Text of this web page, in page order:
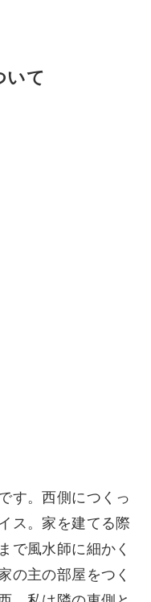
いて
す。西側につくっ
ス。家を建てる際
で風水師に細かく
の主の部屋をつく